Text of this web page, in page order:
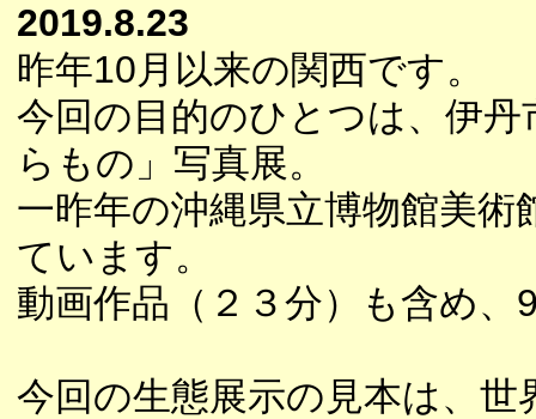
2019.8.23
昨年10月以来の関西です。
今回の目的のひとつは、伊
らもの」写真展。
一昨年の沖縄県立博物館美
ています。
動画作品（２３分）も含め
今回の生態展示の見本は、